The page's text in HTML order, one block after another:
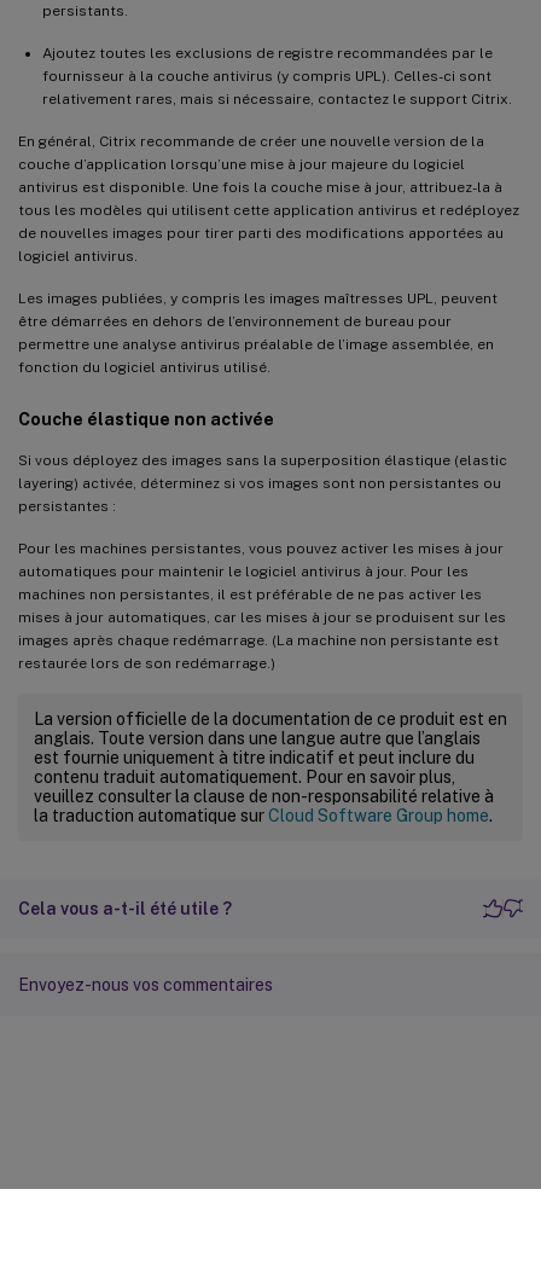
persistants.
Ajoutez toutes les exclusions de registre recommandées par le
fournisseur à la couche antivirus (y compris UPL). Celles-ci sont
relativement rares, mais si nécessaire, contactez le support Citrix.
En général, Citrix recommande de créer une nouvelle version de la
couche d’application lorsqu’une mise à jour majeure du logiciel
antivirus est disponible. Une fois la couche mise à jour, attribuez-la à
tous les modèles qui utilisent cette application antivirus et redéployez
de nouvelles images pour tirer parti des modifications apportées au
logiciel antivirus.
Les images publiées, y compris les images maîtresses UPL, peuvent
être démarrées en dehors de l’environnement de bureau pour
permettre une analyse antivirus préalable de l’image assemblée, en
fonction du logiciel antivirus utilisé.
Couche élastique non activée
Si vous déployez des images sans la superposition élastique (elastic
layering) activée, déterminez si vos images sont non persistantes ou
persistantes :
Pour les machines persistantes, vous pouvez activer les mises à jour
automatiques pour maintenir le logiciel antivirus à jour. Pour les
machines non persistantes, il est préférable de ne pas activer les
mises à jour automatiques, car les mises à jour se produisent sur les
images après chaque redémarrage. (La machine non persistante est
restaurée lors de son redémarrage.)
La version officielle de la documentation de ce produit est en
anglais. Toute version dans une langue autre que l’anglais
est fournie uniquement à titre indicatif et peut inclure du
contenu traduit automatiquement. Pour en savoir plus,
veuillez consulter la clause de non-responsabilité relative à
la traduction automatique surCloud Software Group home.
Cela vous a-t-il été utile ?
Envoyez-nous vos commentaires